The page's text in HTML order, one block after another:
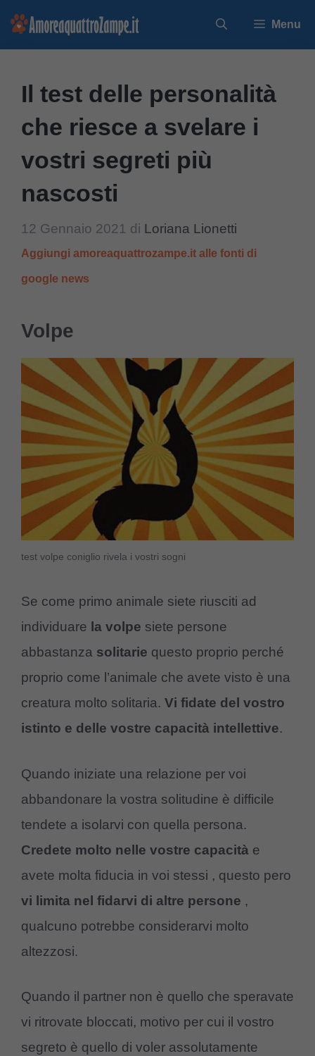
Vai
Menu
Il test delle personalità
che riesce a svelare i
vostri segreti più
nascosti
12 Gennaio 2021 di Loriana Lionetti
Aggiungi amoreaquattrozampe.it alle fonti di
google news
Volpe
test volpe coniglio rivela i vostri sogni
Se come primo animale siete riusciti ad
individuare la volpe siete persone
abbastanza solitarie questo proprio perché
proprio come l’animale che avete visto è una
creatura molto solitaria. Vi fidate del vostro
istinto e delle vostre capacità intellettive.
Quando iniziate una relazione per voi
abbandonare la vostra solitudine è difficile
tendete a isolarvi con quella persona.
Credete molto nelle vostre capacità e
avete molta fiducia in voi stessi , questo pero
vi limita nel fidarvi di altre persone ,
qualcuno potrebbe considerarvi molto
altezzosi.
Quando il partner non è quello che speravate
vi ritrovate bloccati, motivo per cui il vostro
segreto è quello di voler assolutamente